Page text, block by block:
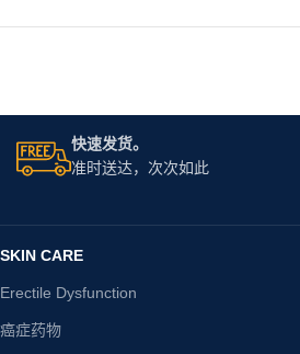
快速发货。
准时送达，次次如此
SKIN CARE
Erectile Dysfunction
癌症药物